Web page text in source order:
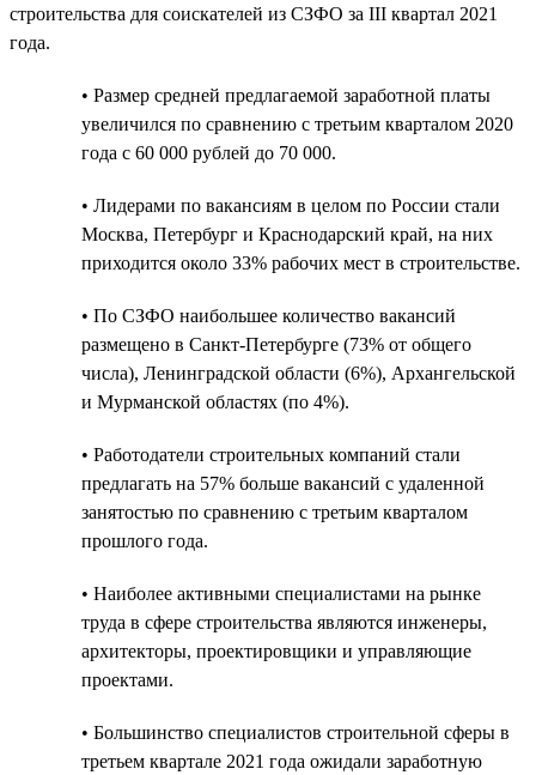
строительства для соискателей из СЗФО за III квартал 2021
года.
• Размер средней предлагаемой заработной платы
увеличился по сравнению с третьим кварталом 2020
года с 60 000 рублей до 70 000.
• Лидерами по вакансиям в целом по России стали
Москва, Петербург и Краснодарский край, на них
приходится около 33% рабочих мест в строительстве.
• По СЗФО наибольшее количество вакансий
размещено в Санкт-Петербурге (73% от общего
числа), Ленинградской области (6%), Архангельской
и Мурманской областях (по 4%).
• Работодатели строительных компаний стали
предлагать на 57% больше вакансий с удаленной
занятостью по сравнению с третьим кварталом
прошлого года.
• Наиболее активными специалистами на рынке
труда в сфере строительства являются инженеры,
архитекторы, проектировщики и управляющие
проектами.
• Большинство специалистов строительной сферы в
третьем квартале 2021 года ожидали заработную